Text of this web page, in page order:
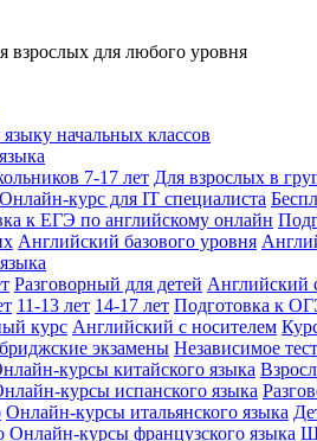
взрослых для любого уровня
начальных классов
7-17 лет Для взрослых в
Онлайн-курс для IT специалиста
к ЕГЭ по английскому онлайн
Английский базового уровня
Разговорный для детей Английский
11-13 лет 14-17 лет Подготовка к
курс Английский с носителем
экзамены Независимое
курсы китайского языка
курсы испанского языка
Онлайн-курсы итальянского языка
Онлайн-курсы французского языка